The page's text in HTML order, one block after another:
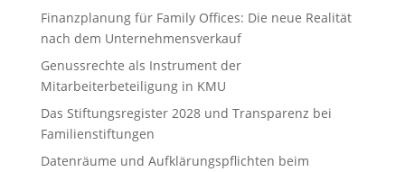
Finanzplanung für Family Offices: Die neue Realität
nach dem Unternehmensverkauf
Genussrechte als Instrument der
Mitarbeiterbeteiligung in KMU
Das Stiftungsregister 2028 und Transparenz bei
Familienstiftungen
Datenräume und Aufklärungspflichten beim